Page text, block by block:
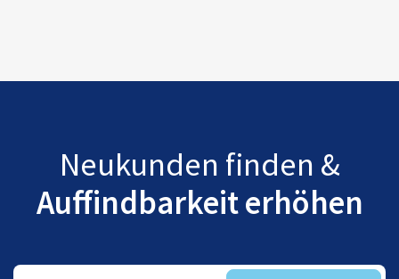
Neukunden finden &
Auffindbarkeit erhöhen